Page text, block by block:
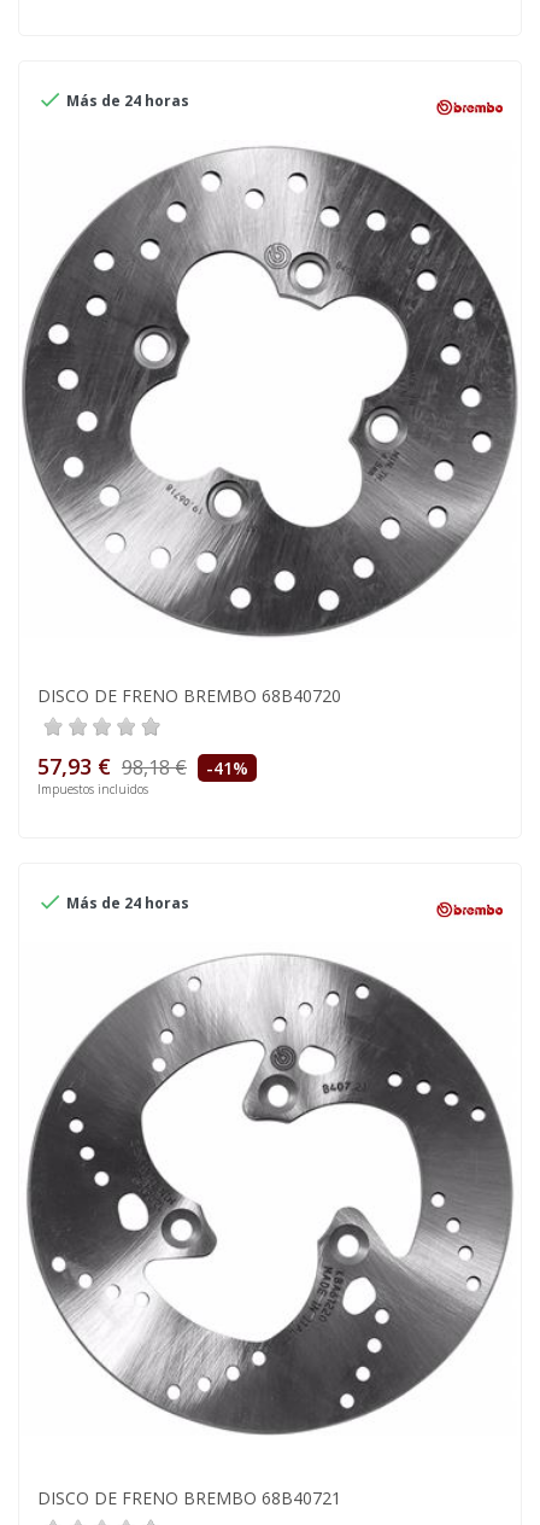
 Más de 24 horas
DISCO DE FRENO BREMBO 68B40720
57,93 € 98,18 € -41%
Impuestos incluidos
 Más de 24 horas
DISCO DE FRENO BREMBO 68B40721